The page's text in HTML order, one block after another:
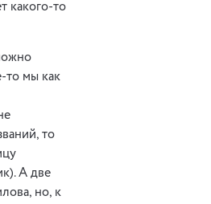
какого-то
то мы как
то
А две
но, к